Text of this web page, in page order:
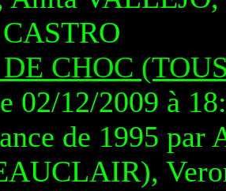
CHOC
02/12/2009 à
de 1995 par